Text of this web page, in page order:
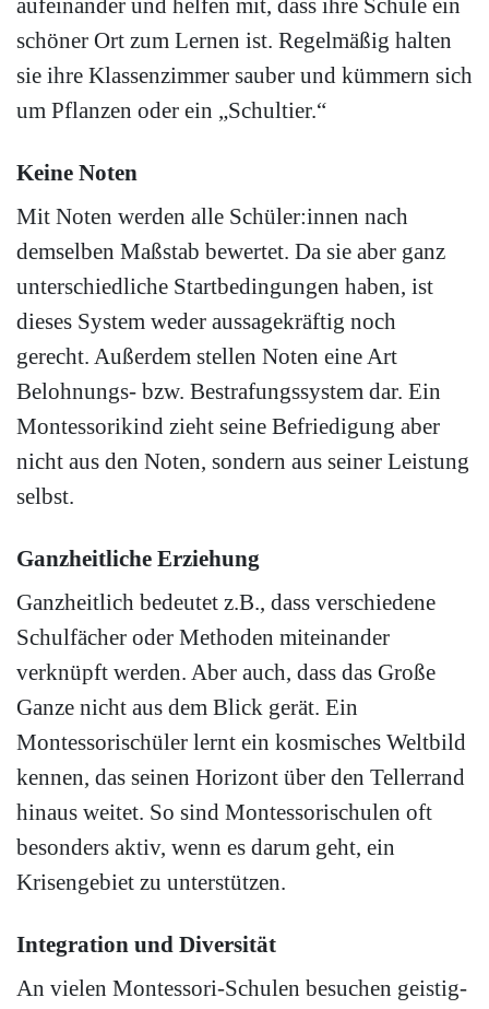
aufeinander und helfen mit, dass ihre Schule ein
schöner Ort zum Lernen ist. Regelmäßig halten
sie ihre Klassenzimmer sauber und kümmern sich
um Pflanzen oder ein „Schultier.“
Keine Noten
Mit Noten werden alle Schüler:innen nach
demselben Maßstab bewertet. Da sie aber ganz
unterschiedliche Startbedingungen haben, ist
dieses System weder aussagekräftig noch
gerecht. Außerdem stellen Noten eine Art
Belohnungs- bzw. Bestrafungssystem dar. Ein
Montessorikind zieht seine Befriedigung aber
nicht aus den Noten, sondern aus seiner Leistung
selbst.
Ganzheitliche Erziehung
Ganzheitlich bedeutet z.B., dass verschiedene
Schulfächer oder Methoden miteinander
verknüpft werden. Aber auch, dass das Große
Ganze nicht aus dem Blick gerät. Ein
Montessorischüler lernt ein kosmisches Weltbild
kennen, das seinen Horizont über den Tellerrand
hinaus weitet. So sind Montessorischulen oft
besonders aktiv, wenn es darum geht, ein
Krisengebiet zu unterstützen.
Integration und Diversität
An vielen Montessori-Schulen besuchen geistig-